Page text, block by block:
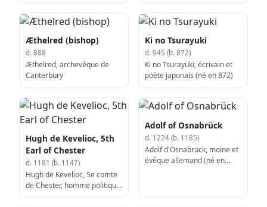
Æthelred (bishop)
d. 888
Æthelred, archevêque de
Canterbury
Ki no Tsurayuki
d. 945 (b. 872)
Ki no Tsurayuki, écrivain et
poète japonais (né en 872)
Hugh de Kevelioc, 5th
Earl of Chester
d. 1181 (b. 1147)
Hugh de Kevelioc, 5e comte
de Chester, homme politique
Adolf of Osnabrück
d. 1224 (b. 1185)
Adolf d'Osnabrück, moine et
évêque allemand (né en